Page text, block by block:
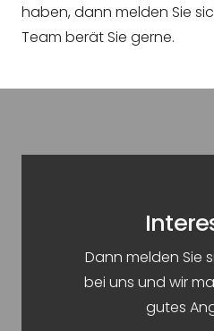
haben, dann melden Sie
Team berät Sie gerne.
Dann melden Sie
bei uns und wir
gutes